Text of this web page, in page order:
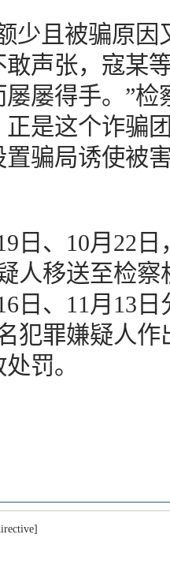
且被骗原因
声张，寇某
屡得手。”
是这个诈骗
骗局诱使被
、10月22日
人移送至检
日、11月13
犯罪嫌疑人
罚。